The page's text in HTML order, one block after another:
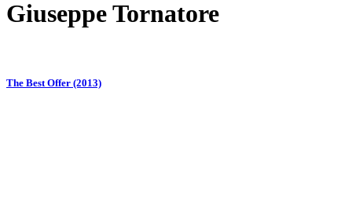
Giuseppe Tornatore
The Best Offer (2013)